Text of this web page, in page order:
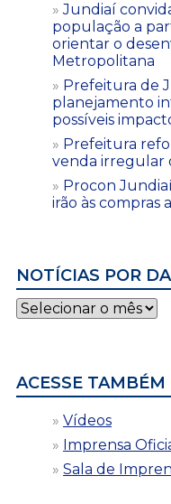
Jundiaí
população a
orientar o
Metropolitana
Prefeitura de
planejamento
possíveis
Prefeitura
venda irregular
Procon
irão às compras
NOTÍCIAS POR
Notícias
por
ACESSE TAMBÉM
Vídeos
Imprensa
Sala de